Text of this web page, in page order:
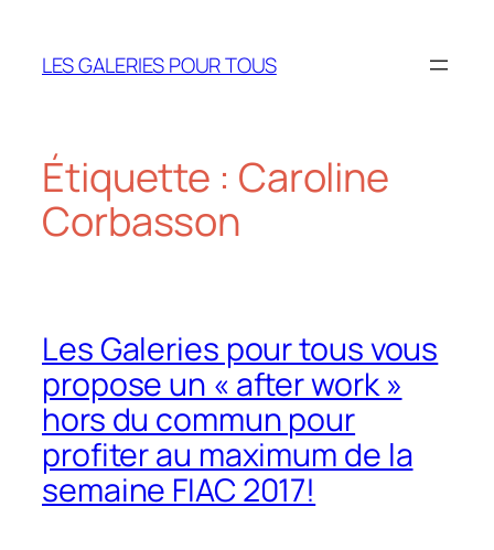
contenu
LES GALERIES POUR TOUS
Étiquette : Caroline
Corbasson
Les Galeries pour tous vous
propose un « after work »
hors du commun pour
profiter au maximum de la
semaine FIAC 2017!